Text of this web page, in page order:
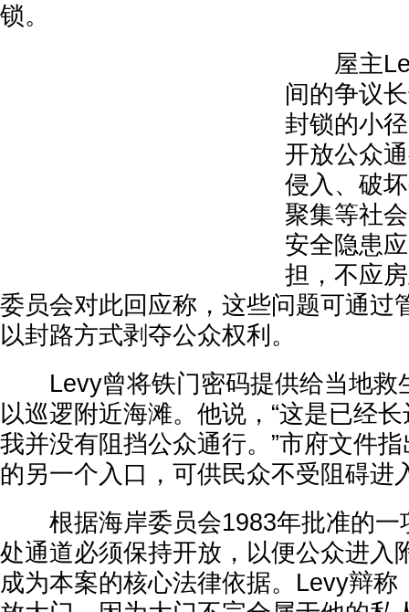
锁。
屋主
间的争议
封锁的小
开放公众
侵入、破
聚集等社
安全隐患
担，不应
委员会对此回应称，这些问题可通过
以封路方式剥夺公众权利。
Levy曾将铁门密码提供给当地救
以巡逻附近海滩。他说，“这是已经
我并没有阻挡公众通行。”市府文件
的另一个入口，可供民众不受阻碍进
根据海岸委员会1983年批准的一
处通道必须保持开放，以便公众进入
成为本案的核心法律依据。Levy辩称